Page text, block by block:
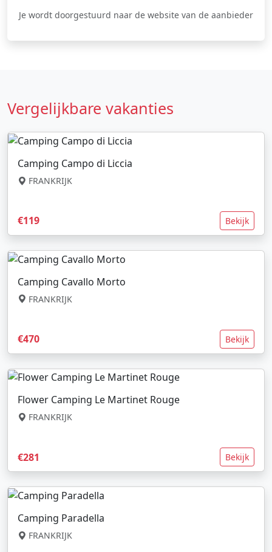
Je wordt doorgestuurd naar de website van de aanbieder
Vergelijkbare vakanties
Camping Campo di Liccia
FRANKRIJK
€119 Bekijk
Camping Cavallo Morto
FRANKRIJK
€470 Bekijk
Flower Camping Le Martinet Rouge
FRANKRIJK
€281 Bekijk
Camping Paradella
FRANKRIJK